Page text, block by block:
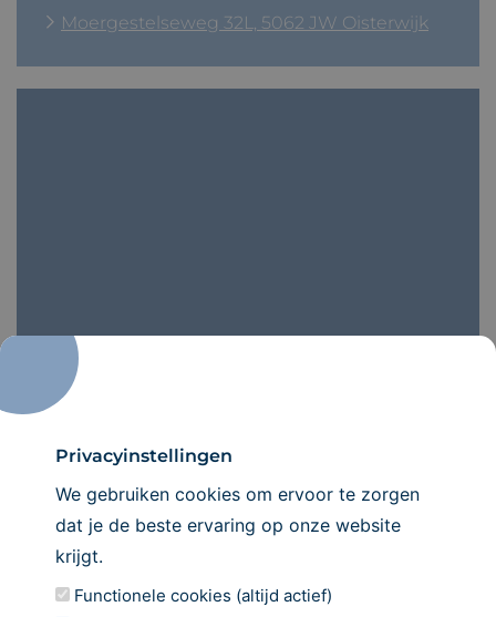
Moergestelseweg 32L, 5062 JW Oisterwijk
Maak een afspraak
Wij verwelkomen u graag in onze praktijk!
Privacyinstellingen
We gebruiken cookies om ervoor te zorgen
dat je de beste ervaring op onze website
krijgt.
Functionele cookies (altijd actief)